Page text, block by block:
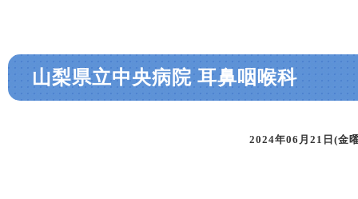
山梨県立中央病院 耳鼻咽喉科
2024年06月21日(金